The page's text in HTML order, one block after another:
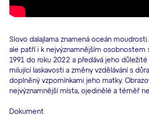
Slovo dalajlama znamená oceán
ale patří i k nejvýznamnějším osobnostem
1991 do roku 2022 a předává jeho
milující laskavosti a změny vzdělávání s
doplněný vzpomínkami jeho matky.
nejvýznamnější místa, ojedinělé a téměř
Dokument